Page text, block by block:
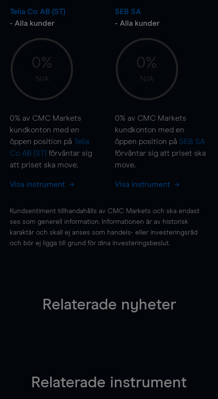
Telia Co AB (ST)
- Alla kunder
0%
N/A
0% av CMC Markets
kundkonton med en
öppen position på Telia
Co AB (ST) förväntar sig
att priset ska move.
Visa instrument
SEB SA
- Alla kunder
0%
N/A
0% av CMC Markets
kundkonton med en
öppen position på SEB SA
förväntar sig att priset ska
move.
Visa instrument
Kundsentiment tillhandahålls av CMC Markets och ska endast
ses som generell information. Informationen är av historisk
karaktär och skall ej anses som handels- eller investeringsråd
och bör ej ligga till grund för dina investeringsbeslut.
Relaterade nyheter
Relaterade instrument